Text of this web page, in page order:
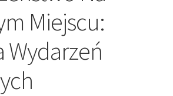
Miejscu:
Wydarzeń